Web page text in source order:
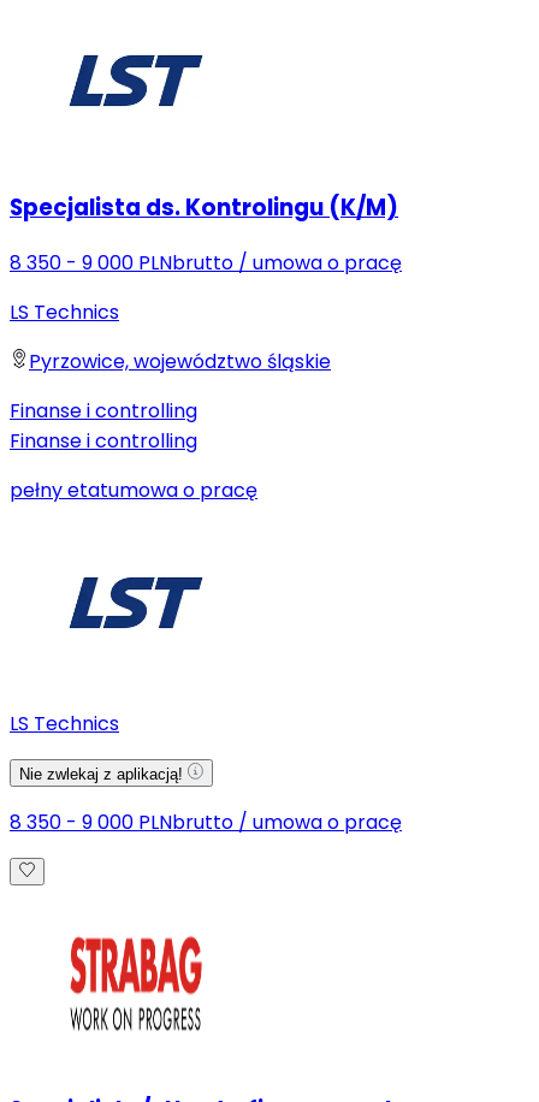
Specjalista ds. Kontrolingu (K/M)
8 350 - 9 000 PLNbrutto / umowa o pracę
LS Technics
Pyrzowice, województwo śląskie
Finanse i controlling
Finanse i controlling
pełny etatumowa o pracę
LS Technics
Nie zwlekaj z aplikacją!
8 350 - 9 000 PLNbrutto / umowa o pracę